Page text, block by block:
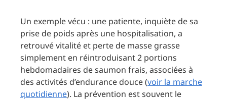
Un exemple vécu : une patiente, inquiète de sa
prise de poids après une hospitalisation, a
retrouvé vitalité et perte de masse grasse
simplement en réintroduisant 2 portions
hebdomadaires de saumon frais, associées à
des activités d’endurance douce (voir la marche
quotidienne). La prévention est souvent le